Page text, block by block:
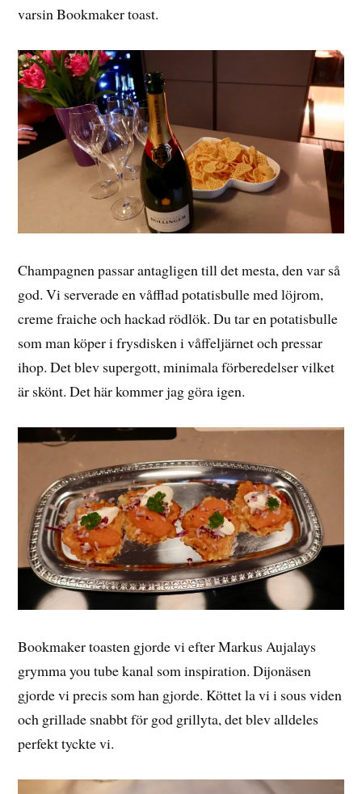
varsin Bookmaker toast.
Champagnen passar antagligen till det mesta, den var så
god. Vi serverade en våfflad potatisbulle med löjrom,
creme fraiche och hackad rödlök. Du tar en potatisbulle
som man köper i frysdisken i våffeljärnet och pressar
ihop. Det blev supergott, minimala förberedelser vilket
är skönt. Det här kommer jag göra igen.
Bookmaker toasten gjorde vi efter Markus Aujalays
grymma you tube kanal som inspiration. Dijonäsen
gjorde vi precis som han gjorde. Köttet la vi i sous viden
och grillade snabbt för god grillyta, det blev alldeles
perfekt tyckte vi.